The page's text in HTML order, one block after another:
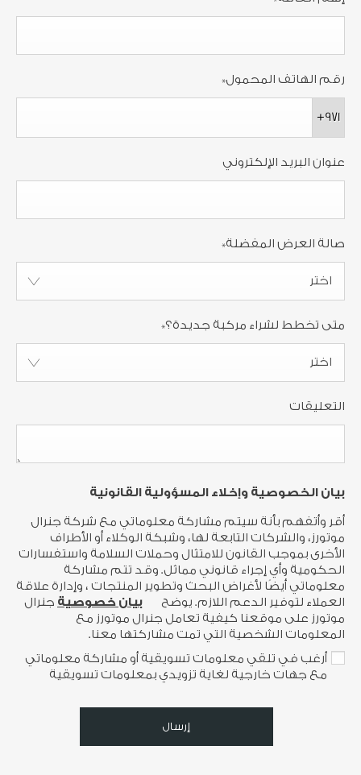
رقم الهاتف المحمول*
+971
عنوان البريد الإلكتروني
صالة العرض المفضلة*
اختر
متى تخطط لشراء مركبة جديدة؟*
اختر
التعليقات
بيان الخصوصية وإخلاء المسؤولية القانونية
أقر وأتفهم بأنة سيتم مشاركة معلوماتي مع شركة جنرال
موتورز، والشركات التابعة لها، وشبكة الوكلاء أو الأطراف
الأخرى بموجب القانون للامتثال وحملات السلامة واستفسارات
الحكومية وأي إجراء قانوني مماثل. وقد تتم مشاركة
معلوماتي أيضًا لأغراض البحث وتطوير المنتجات ، وإدارة علاقة
العملاء لتوفير الدعم اللازم. يوضح
بيان خصوصيةجنرال
موتورز على موقعنا كيفية تعامل جنرال موتورز مع
المعلومات الشخصية التي تمت مشاركتها معنا.
أرغب في تلقي معلومات تسويقية أو مشاركة معلوماتي
مع جهات خارجية لغاية تزويدي بمعلومات تسويقية
إرسال